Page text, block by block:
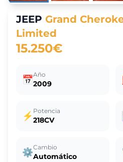
JEEP Grand
Limited
15.250€
📅Año
2009
⚡ Potencia
218CV
⚙️Cambio
Automático